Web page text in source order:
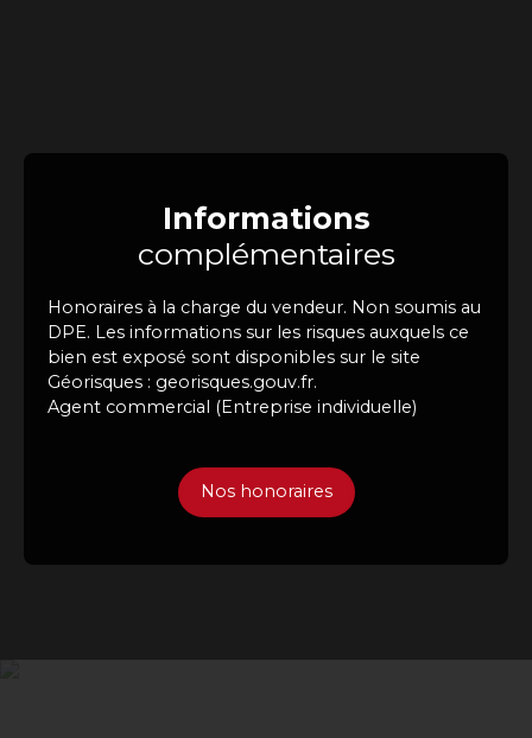
Informations
complémentaires
Honoraires à la charge du vendeur. Non soumis au
DPE. Les informations sur les risques auxquels ce
bien est exposé sont disponibles sur le site
Géorisques : georisques.gouv.fr.
Agent commercial (Entreprise individuelle)
Nos honoraires